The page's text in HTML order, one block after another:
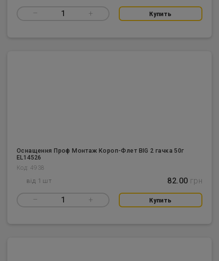
– 1 + Купить
Оснащення Проф Монтаж Короп-Флет BIG 2 гачка 50г
EL14526
Код: 4938
від 1 шт 82.00 грн
– 1 + Купить